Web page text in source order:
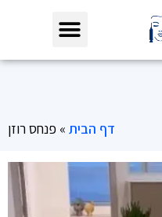
דף הבית » פנחס רוזן